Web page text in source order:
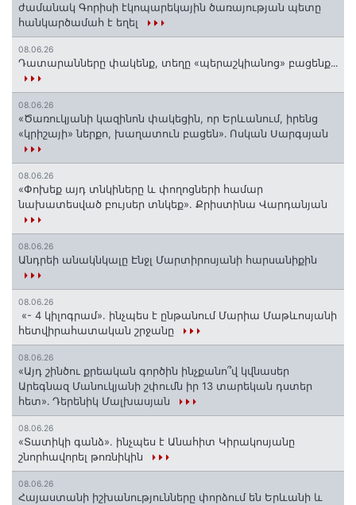
ժամանակ Գորիսի էկոպարեկային ծառայության պետը
հանկարծամահ է եղել
08.06.26
Դատարանները փակենք, տեղը «պերաշկիանոց» բացենք․․․
08.06.26
«Ծառուկյանի կազինոն փակեցին, որ Երևանում, իրենց
«կրիշայի» ներքո, խաղատուն բացեն»․ Ոսկան Սարգսյան
08.06.26
«Փոխեք այդ տնկիները և փողոցների համար
նախատեսված բույսեր տնկեք». Քրիստինա Վարդանյան
08.06.26
Անդրեի անակնկալը Էնջլ Մարտիրոսյանի հարսանիքին
08.06.26
«- 4 կիլոգրամ». ինչպես է ընթանում Մարիա Մաթևոսյանի
հետվիրահատական շրջանը
08.06.26
«Այդ շինծու քրեական գործին ինչքանո՞վ կվնասեր
Արեգնազ Մանուկյանի շփումն իր 13 տարեկան դստեր
հետ»․ Դերենիկ Մալխասյան
08.06.26
«Տատիկի գանձ». ինչպես է Անահիտ Կիրակոսյանը
շնորհավորել թոռնիկին
08.06.26
Հայաստանի իշխանությունները փորձում են Երևանի և